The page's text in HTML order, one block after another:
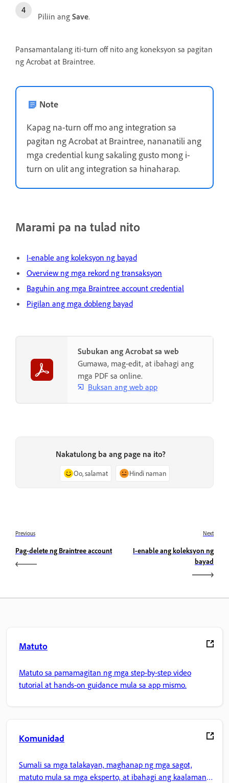
Piliin ang Save.
Pansamantalang iti-turn off nito ang koneksyon sa pagitan
ng Acrobat at Braintree.
Note
Kapag na-turn off mo ang integration sa
pagitan ng Acrobat at Braintree, nananatili ang
mga credential kung sakaling gusto mong i-
turn on ulit ang integration sa hinaharap.
Marami pa na tulad nito
I-enable ang koleksyon ng bayad
Overview ng mga rekord ng transaksyon
Baguhin ang mga Braintree account credential
Pigilan ang mga dobleng bayad
Subukan ang Acrobat sa web
Gumawa, mag-edit, at ibahagi ang
mga PDF sa online.
Buksan ang web app
Nakatulong ba ang page na ito?
Oo, salamat Hindi naman
Previous
Pag-delete ng Braintree account
Next
I-enable ang koleksyon ng
bayad
Matuto
Matuto sa pamamagitan ng mga step-by-step video
tutorial at hands-on guidance mula sa app mismo.
Komunidad
Sumali sa mga talakayan, maghanap ng mga sagot,
matuto mula sa mga eksperto, at ibahagi ang kaalaman